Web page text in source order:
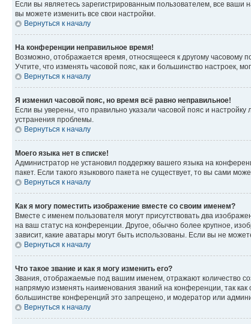
Если вы являетесь зарегистрированным пользователем, все
вы можете изменить все свои настройки.
Вернуться к началу
На конференции неправильное время!
Возможно, отображается время, относящееся к другому часовому
Учтите, что изменять часовой пояс, как и большинство настроек,
Вернуться к началу
Я изменил часовой пояс, но время всё равно неправильное!
Если вы уверены, что правильно указали часовой пояс и
устранения проблемы.
Вернуться к началу
Моего языка нет в списке!
Администратор не установил поддержку вашего языка на
пакет. Если такого языкового пакета не существует, то вы сами
Вернуться к началу
Как я могу поместить изображение вместе со своим именем?
Вместе с именем пользователя могут присутствовать два
на ваш статус на конференции. Другое, обычно более крупное,
зависит, какие аватары могут быть использованы. Если вы не
Вернуться к началу
Что такое звание и как я могу изменить его?
Звания, отображаемые под вашим именем, отражают количество
напрямую изменять наименования званий на конференции, так
большинстве конференций это запрещено, и модератор или
Вернуться к началу